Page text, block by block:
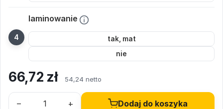
laminowanie
tak, mat
nie
66,72 zł 54,24 netto
– + Dodaj do koszyka